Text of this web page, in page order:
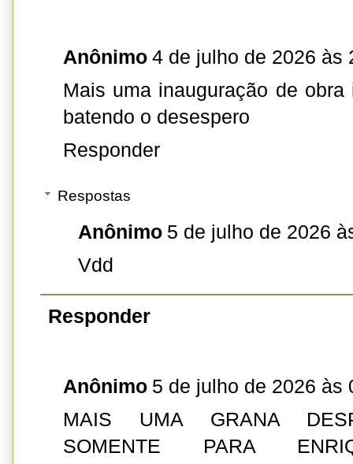
Anônimo 4 de julho de 2026 às
Mais uma inauguração de obra
batendo o desespero
Responder
Respostas
Anônimo 5 de julho de 2026
Vdd
Responder
Anônimo 5 de julho de 2026 às
MAIS UMA GRANA
SOMENTE PARA